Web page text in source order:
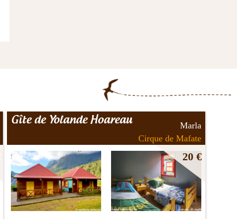
Gîte de Yolande Hoareau
Marla
Cirque de Mafate
20 €